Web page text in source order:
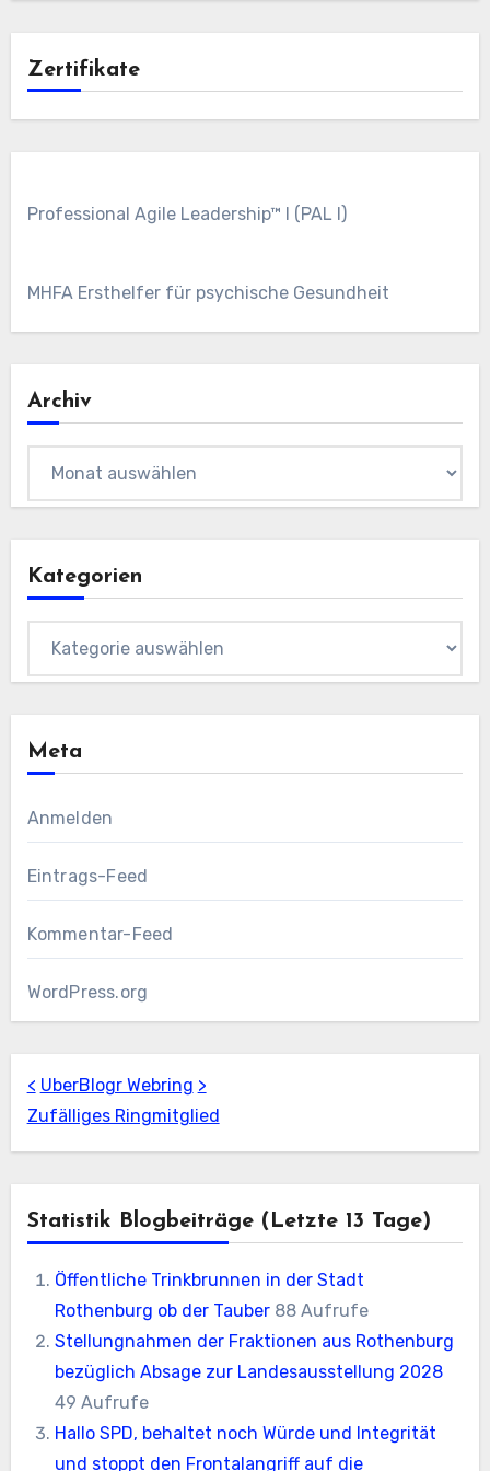
Zertifikate
Professional Agile Leadership™ I (PAL I)
MHFA Ersthelfer für psychische Gesundheit
Archiv
Kategorien
Meta
Anmelden
Eintrags-Feed
Kommentar-Feed
WordPress.org
< UberBlogr Webring >
Zufälliges Ringmitglied
Statistik Blogbeiträge (letzte 13 Tage)
Öffentliche Trinkbrunnen in der Stadt
Rothenburg ob der Tauber 88 Aufrufe
Stellungnahmen der Fraktionen aus Rothenburg
bezüglich Absage zur Landesausstellung 2028
49 Aufrufe
Hallo SPD, behaltet noch Würde und Integrität
und stoppt den Frontalangriff auf die